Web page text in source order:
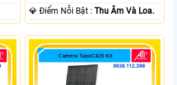
️💎 Điểm Nỗi Bật :Thu Âm Và Loa.